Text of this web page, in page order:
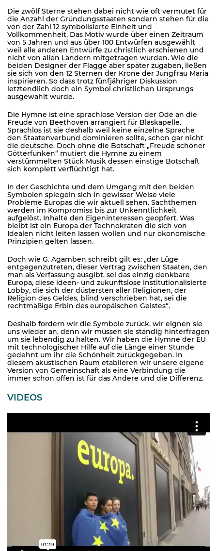
Die zwölf Sterne stehen dabei nicht wie oft vermutet für
die Anzahl der Gründungsstaaten sondern stehen für die
von der Zahl 12 symbolisierte Einheit und
Vollkommenheit. Das Motiv wurde über einen Zeitraum
von 5 Jahren und aus über 100 Entwürfen ausgewählt
weil alle anderen Entwürfe zu christlich erschienen und
nicht von allen Ländern mitgetragen wurden. Wie die
beiden Designer der Flagge aber später zugaben, ließen
sie sich von den 12 Sternen der Krone der Jungfrau Maria
inspirieren. So dass trotz fünfjähriger Diskussion
letztendlich doch ein Symbol christlichen Ursprungs
ausgewählt wurde.
Die Hymne ist eine sprachlose Version der Ode an die
Freude von Beethoven arrangiert für Blaskapelle.
Sprachlos ist sie deshalb weil keine einzelne Sprache
den Staatenverbund dominieren sollte, schon gar nicht
die deutsche. Doch ohne die Botschaft „Freude schöner
Götterfunken“ mutiert die Hymne zu einem
verstümmelten Stück Musik dessen einstige Botschaft
sich komplett verflüchtigt hat.
In der Geschichte und dem Umgang mit den beiden
Symbolen spiegeln sich in gewisser Weise viele
Probleme Europas die wir aktuell sehen. Sachthemen
werden im Kompromiss bis zur Unkenntlichkeit
aufgelöst. Inhalte den Eigeninteressen geopfert. Was
bleibt ist ein Europa der Technokraten die sich von
Idealen nicht leiten lassen wollen und nur ökonomische
Prinzipien gelten lassen.
Doch wie G. Agamben schreibt gilt es: „der Lüge
entgegenzutreten, dieser Vertrag zwischen Staaten, den
man als Verfassung ausgibt, sei das einzig denkbare
Europa, diese ideen- und zukunftslose institutionalisierte
Lobby, die sich der düstersten aller Religionen, der
Religion des Geldes, blind verschrieben hat, sei die
rechtmäßige Erbin des europäischen Geistes“.
Deshalb fordern wir die Symbole zurück, wir eignen sie
uns wieder an, denn wir müssen sie ständig hinterfragen
um sie lebendig zu halten. Wir haben die Hymne der EU
mit technologischer Hilfe auf die Länge einer Stunde
gedehnt um ihr die Schönheit zurückgegeben. In
diesem akustischen Raum etablieren wir unsere eigene
Version von Gemeinschaft als eine Verbindung die
immer schon offen ist für das Andere und die Differenz.
VIDEOS